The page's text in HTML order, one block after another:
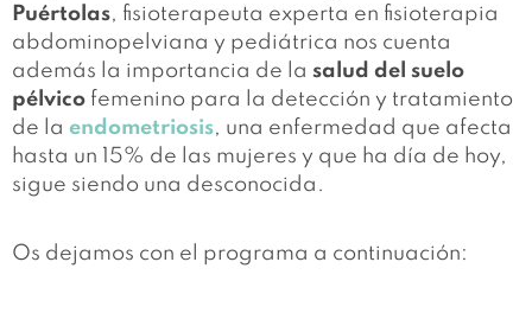
Puértolas, fisioterapeuta experta en fisioterapia
abdominopelviana y pediátrica nos cuenta
además la importancia de la salud del suelo
pélvico femenino para la detección y tratamiento
de la endometriosis, una enfermedad que afecta
hasta un 15% de las mujeres y que ha día de hoy,
sigue siendo una desconocida.
Os dejamos con el programa a continuación: